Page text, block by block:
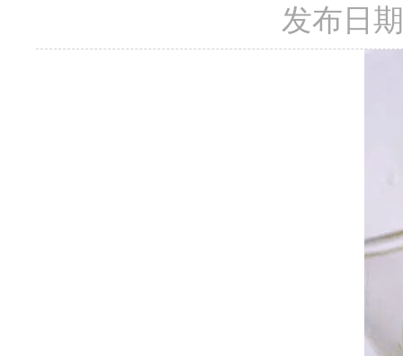
发布日